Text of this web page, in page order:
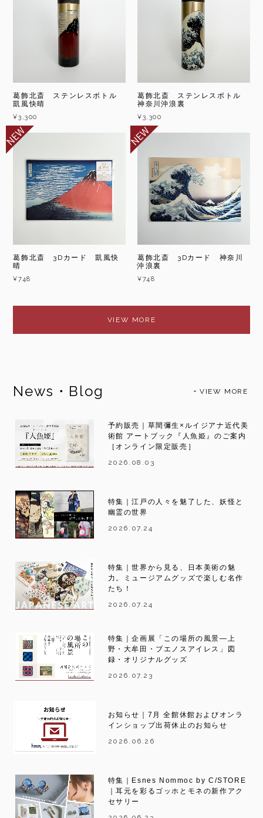
葛飾北斎 ステンレスボトル
凱風快晴
¥3,300
葛飾北斎 ステンレスボトル
神奈川沖浪裏
¥3,300
葛飾北斎 3Dカード 凱風快
晴
¥748
葛飾北斎 3Dカード 神奈川
沖浪裏
¥748
VIEW MORE
News・Blog VIEW MORE
予約販売｜草間彌生×ルイジアナ近代美
術館 アートブック『人魚姫』のご案内
［オンライン限定販売］
2026.08.03
特集｜江戸の人々を魅了した、妖怪と
幽霊の世界
2026.07.24
特集｜世界から見る、日本美術の魅
力。ミュージアムグッズで楽しむ名作
たち！
2026.07.24
特集｜企画展「この場所の風景―上
野・大牟田・ブエノスアイレス」図
録・オリジナルグッズ
2026.07.23
お知らせ｜7月 全館休館およびオンラ
インショップ出荷休止のお知らせ
2026.06.26
特集｜Esnes Nommoc by C/STORE
｜耳元を彩るゴッホとモネの新作アク
セサリー